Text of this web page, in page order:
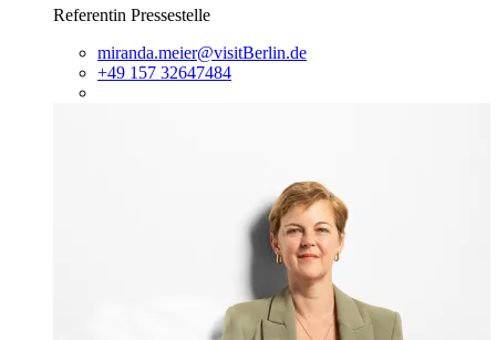
Dialog
anzeigen
Referentin Pressestelle
miranda.meier@visitBerlin.de
+49 157 32647484